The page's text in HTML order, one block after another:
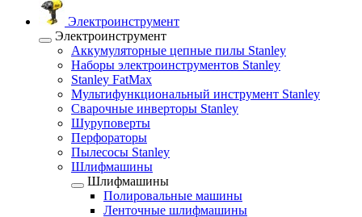
Электроинструмент
Электроинструмент
Аккумуляторные цепные пилы Stanley
Наборы электроинструментов Stanley
Stanley FatMax
Мультифункциональный инструмент Stanley
Сварочные инверторы Stanley
Шуруповерты
Перфораторы
Пылесосы Stanley
Шлифмашины
Шлифмашины
Полировальные машины
Ленточные шлифмашины